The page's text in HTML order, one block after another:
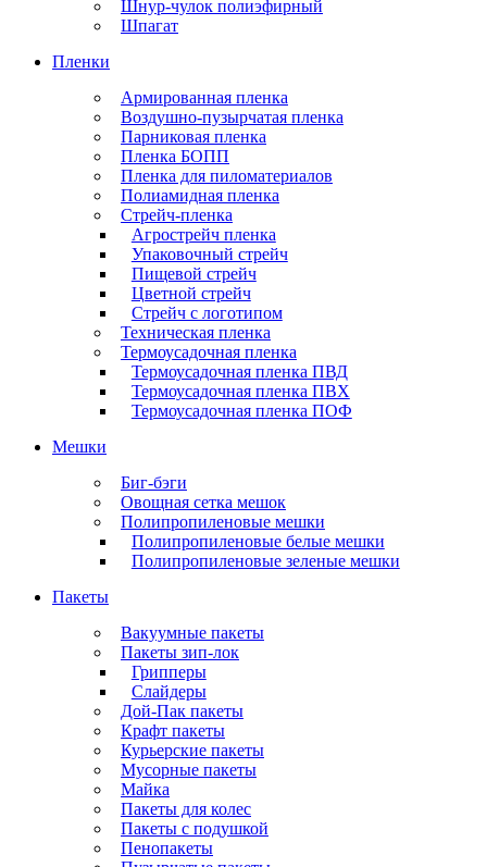
Шнур-чулок полиэфирный
Шпагат
Пленки
Армированная пленка
Воздушно-пузырчатая пленка
Парниковая пленка
Пленка БОПП
Пленка для пиломатериалов
Полиамидная пленка
Стрейч-пленка
Агрострейч пленка
Упаковочный стрейч
Пищевой стрейч
Цветной стрейч
Стрейч с логотипом
Техническая пленка
Термоусадочная пленка
Термоусадочная пленка ПВД
Термоусадочная пленка ПВХ
Термоусадочная пленка ПОФ
Мешки
Биг-бэги
Овощная сетка мешок
Полипропиленовые мешки
Полипропиленовые белые мешки
Полипропиленовые зеленые мешки
Пакеты
Вакуумные пакеты
Пакеты зип-лок
Грипперы
Слайдеры
Дой-Пак пакеты
Крафт пакеты
Курьерские пакеты
Мусорные пакеты
Майка
Пакеты для колес
Пакеты с подушкой
Пенопакеты